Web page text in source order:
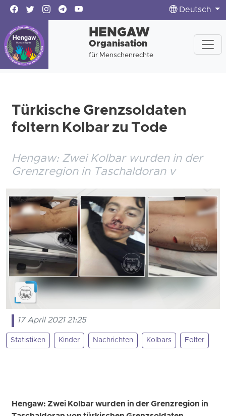
Deutsch
HENGAW
Organisation
für Menschenrechte
Türkische Grenzsoldaten
foltern Kolbar zu Tode
Hengaw: Zwei Kolbar wurden in der
Grenzregion in Taschaldoran v
17 April 2021 21:25
Statistiken Kinder Nachrichten Kolbars Folter
Hengaw: Zwei Kolbar wurden in der Grenzregion in